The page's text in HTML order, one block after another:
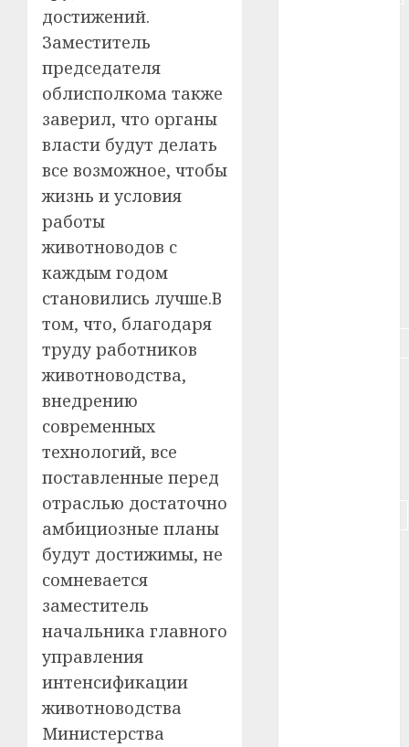
достижений.
Заместитель
председателя
облисполкома также
заверил, что органы
власти будут делать
все возможное, чтобы
жизнь и условия
работы
животноводов с
каждым годом
становились лучше.В
том, что, благодаря
труду работников
животноводства,
внедрению
современных
технологий, все
поставленные перед
отраслью достаточно
амбициозные планы
будут достижимы, не
сомневается
заместитель
начальника главного
управления
интенсификации
животноводства
Министерства